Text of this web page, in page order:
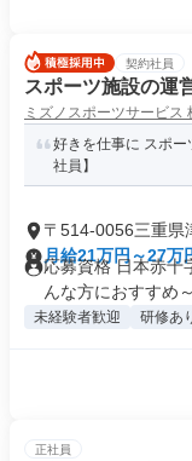
契約社員
スポーツ施設の運
ミズノスポーツサービス
好きを仕事に スポ
社員】
〒514-0056三重県
月給21万円～27万
応募資格 日本赤十
んな方におすすめ
未経験者歓迎 研修あ
正社員